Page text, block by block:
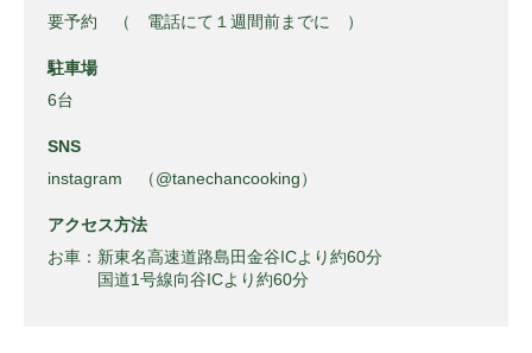
要予約 （ 電話にて１週間前までに ）
駐車場
6台
SNS
instagram （@tanechancooking）
アクセス方法
お車：新東名高速道路島田金谷ICより約60分
国道1号線向谷ICより約60分